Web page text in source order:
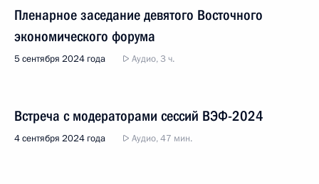
Пленарное заседание девятого Восточного
экономического форума
5 сентября 2024 года Аудио, 3 ч.
Встреча с модераторами сессий ВЭФ-2024
4 сентября 2024 года Аудио, 47 мин.